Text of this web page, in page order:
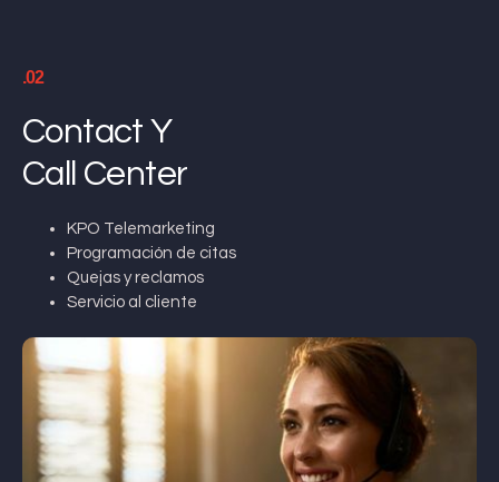
.02
Contact Y
Call Center
KPO Telemarketing
Programación de citas
Quejas y reclamos
Servicio al cliente